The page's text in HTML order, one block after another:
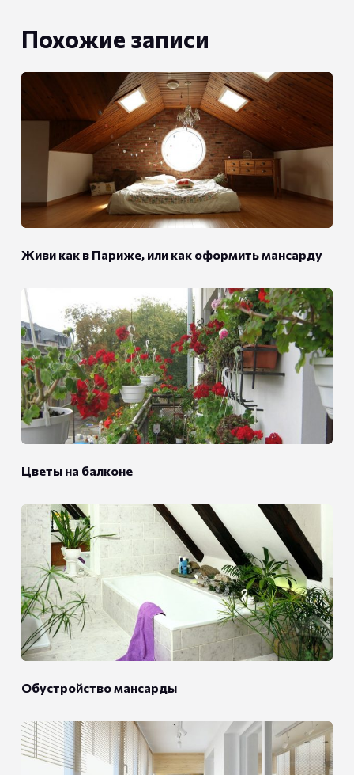
Похожие записи
Живи как в Париже, или как оформить мансарду
Цветы на балконе
Обустройство мансарды